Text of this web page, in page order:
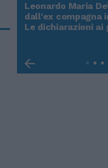
Leonardo Maria
dall'ex compagna
Le dichiarazioni ai